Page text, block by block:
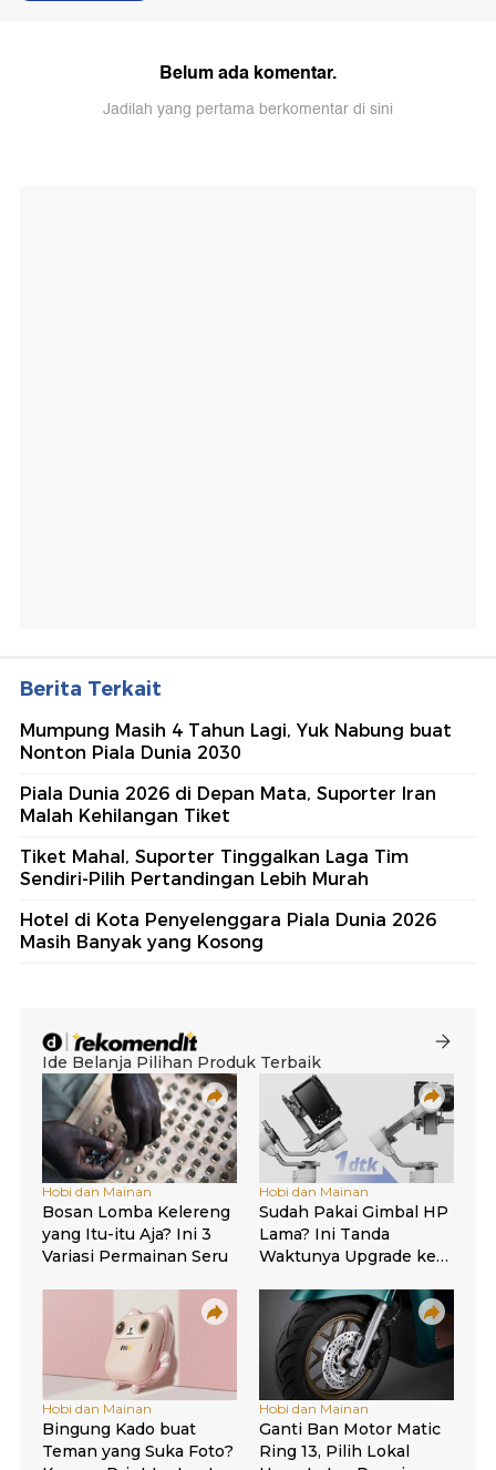
Belum ada komentar.
Jadilah yang pertama berkomentar di sini
Berita Terkait
Mumpung Masih 4 Tahun Lagi, Yuk Nabung buat
Nonton Piala Dunia 2030
Piala Dunia 2026 di Depan Mata, Suporter Iran
Malah Kehilangan Tiket
Tiket Mahal, Suporter Tinggalkan Laga Tim
Sendiri-Pilih Pertandingan Lebih Murah
Hotel di Kota Penyelenggara Piala Dunia 2026
Masih Banyak yang Kosong